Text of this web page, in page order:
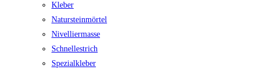
Kleber
Natursteinmörtel
Nivelliermasse
Schnellestrich
Spezialkleber